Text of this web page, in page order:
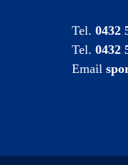
Tel.0432
Tel.0432
Email